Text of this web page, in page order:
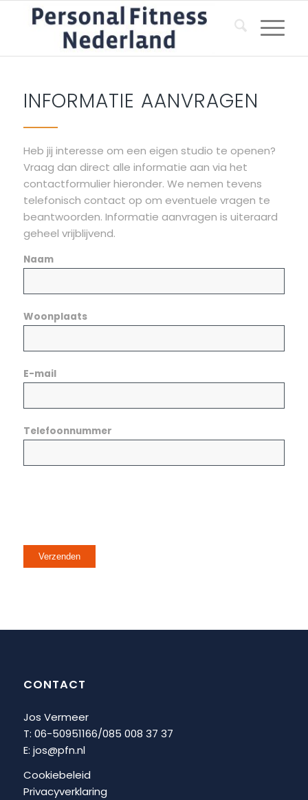
INFORMATIE AANVRAGEN
Heb jij interesse om een eigen studio te openen?
Vraag dan direct alle informatie aan via het
contactformulier hieronder. We nemen tevens
telefonisch contact op om eventuele vragen te
beantwoorden. Informatie aanvragen is uiteraard
geheel vrijblijvend.
Naam
Woonplaats
E-mail
Telefoonnummer
CONTACT
Jos Vermeer
T: 06-50951166/085 008 37 37
E: jos@pfn.nl
Cookiebeleid
Privacyverklaring